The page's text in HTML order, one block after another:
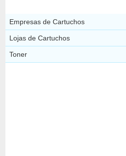
Empresas de Cartuchos
Lojas de Cartuchos
Toner